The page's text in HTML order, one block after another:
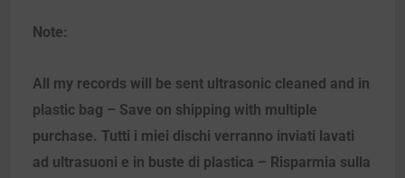
Note:
All my records will be sent ultrasonic cleaned and in
plastic bag – Save on shipping with multiple
purchase. Tutti i miei dischi verranno inviati lavati
ad ultrasuoni e in buste di plastica – Risparmia sulla